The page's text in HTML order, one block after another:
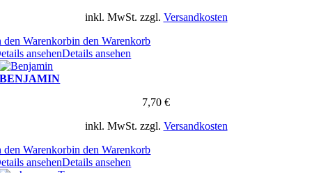
inkl. MwSt. zzgl. Versandkosten
den Warenkorbin den Warenkorb
ansehenDetails ansehen
BENJAMIN
7,70 €
inkl. MwSt. zzgl. Versandkosten
den Warenkorbin den Warenkorb
ansehenDetails ansehen